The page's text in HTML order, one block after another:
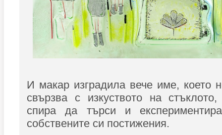
И макар изградила вече име, което
свързва с изкуството на
спира да търси и
собствените си постижения.